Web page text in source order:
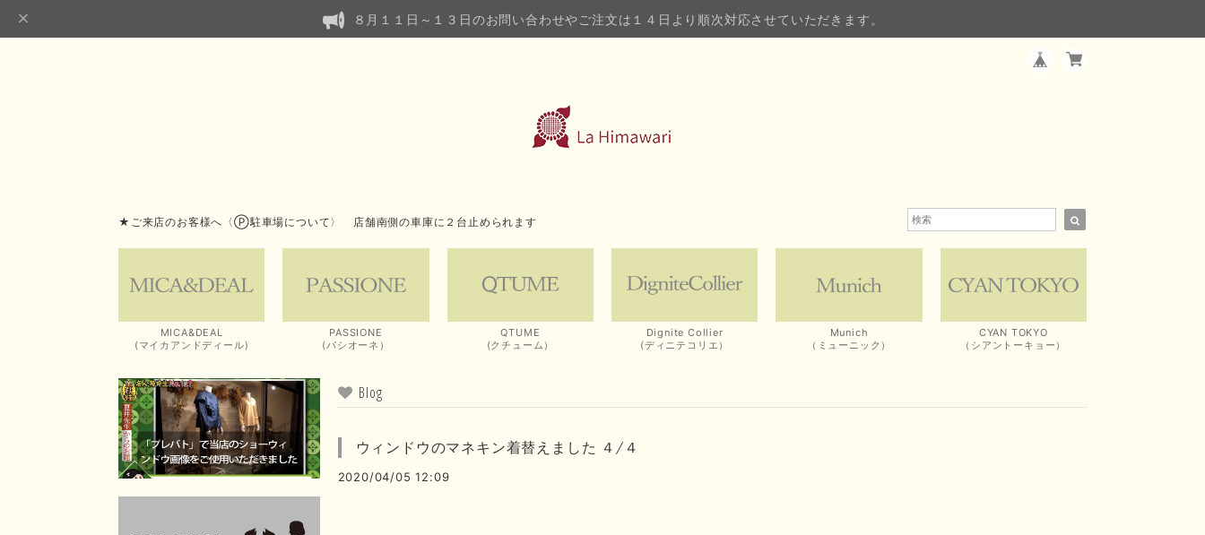
８月１１日～１３日のお問い合わせやご注文は１４日より順次対応させていただきます。
★ご来店のお客様へ〈Ⓟ駐車場について〉 店舗南側の車庫に２台止められます
MICA&DEAL
(マイカアンドディール)
PASSIONE
(パシオーネ）
QTUME
(クチューム）
Dignite Collier
(ディニテコリエ）
Munich
（ミューニック）
CYAN TOKYO
（シアントーキョー）
Blog
ウィンドウのマネキン着替えました ４/４
2020/04/05 12:09